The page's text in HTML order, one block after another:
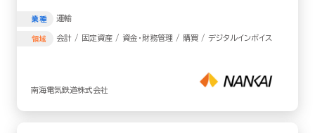
業種 運輸
領域 会計 / 固定資産 / 資金・財務管理 / 購買 / デジタルインボイス
南海電気鉄道株式会社